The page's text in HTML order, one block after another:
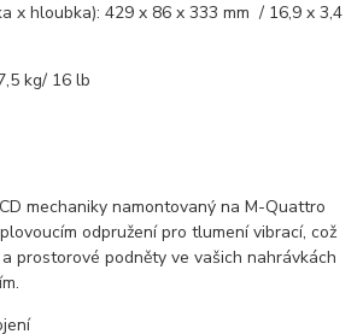
x hloubka): 429 x 86 x 333 mm / 16,9 x 3,4
kg/ 16 lb
mechaniky namontovaný na M-Quattro
odpružení pro tlumení vibrací, což
prostorové podněty ve vašich nahrávkách